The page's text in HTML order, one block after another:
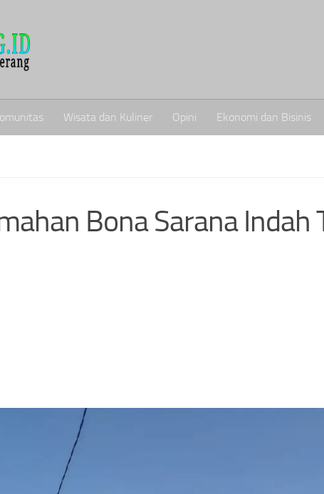
Wisata dan Kuliner Opini Ekonomi dan Bisinis
Bona Sarana Indah